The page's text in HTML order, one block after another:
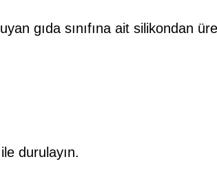
gıda sınıfına ait silikondan
durulayın.